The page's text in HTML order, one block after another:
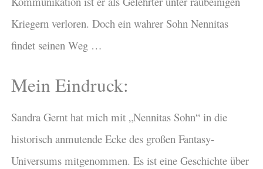
Kriegern verloren. Doch ein wahrer Sohn Nennitas
findet seinen Weg …
Mein Eindruck:
Sandra Gernt hat mich mit „Nennitas Sohn“ in die
historisch anmutende Ecke des großen Fantasy-
Universums mitgenommen. Es ist eine Geschichte über